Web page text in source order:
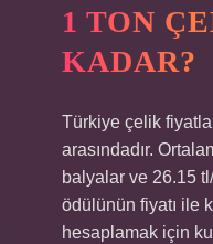
1 TON
KADAR?
Türkiye çelik
arasındadır.
balyalar ve 26.15
ödülünün fiyatı ile
hesaplamak için